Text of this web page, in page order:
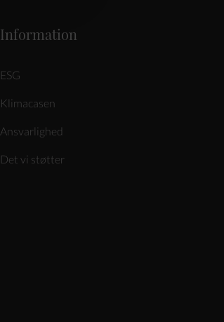
Information
ESG
Klimacasen
Ansvarlighed
Det vi støtter